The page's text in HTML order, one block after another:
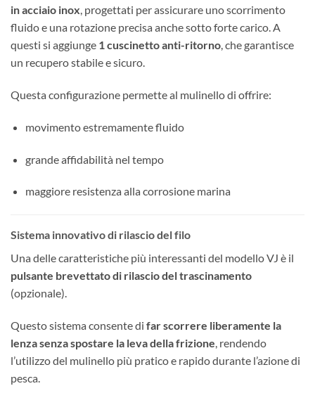
in acciaio inox, progettati per assicurare uno scorrimento
fluido e una rotazione precisa anche sotto forte carico. A
questi si aggiunge 1 cuscinetto anti-ritorno, che garantisce
un recupero stabile e sicuro.
Questa configurazione permette al mulinello di offrire:
movimento estremamente fluido
grande affidabilità nel tempo
maggiore resistenza alla corrosione marina
Sistema innovativo di rilascio del filo
Una delle caratteristiche più interessanti del modello VJ è il
pulsante brevettato di rilascio del trascinamento
(opzionale).
Questo sistema consente di far scorrere liberamente la
lenza senza spostare la leva della frizione, rendendo
l’utilizzo del mulinello più pratico e rapido durante l’azione di
pesca.